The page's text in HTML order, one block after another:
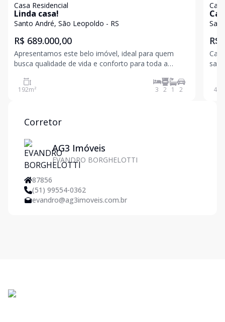
Casa Residencial
Linda casa!
Santo André, São Leopoldo - RS
R$ 689.000,00
Apresentamos este belo imóvel, ideal para quem
busca qualidade de vida e conforto para toda a
suíte, proporcionando privacidade e bem-estar. Os
dormitórios possuem sacadas, oferecendo ótima
192m² 3 2 1 2
R$
48
Corretor
AG3 Imóveis
EVANDRO BORGHELOTTI
87856
(51) 99554-0362
evandro@ag3imoveis.com.br